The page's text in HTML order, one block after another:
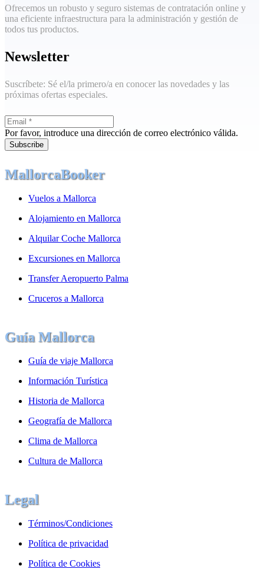
Ofrecemos un robusto y seguro sistemas de contratación online y
una eficiente infraestructura para la administración y gestión de
todos tus productos.
Newsletter
Suscríbete: Sé el/la primero/a en conocer las novedades y las
próximas ofertas especiales.
Por favor, introduce una dirección de correo electrónico válida.
Subscribe
MallorcaBooker
Vuelos a Mallorca
Alojamiento en Mallorca
Alquilar Coche Mallorca
Excursiones en Mallorca
Transfer Aeropuerto Palma
Cruceros a Mallorca
Guía Mallorca
Guía de viaje Mallorca
Información Turística
Historia de Mallorca
Geografía de Mallorca
Clima de Mallorca
Cultura de Mallorca
Legal
Términos/Condiciones
Política de privacidad
Política de Cookies